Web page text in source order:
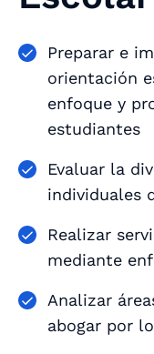
Preparar e
orientación
enfoque y
estudiantes
Evaluar la
individuales
Realizar
mediante
Analizar
abogar por